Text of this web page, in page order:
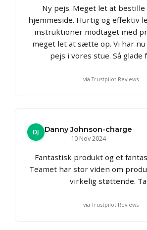
Ny pejs. Meget let at
hjemmeside. Hurtig og effektiv
instruktioner modtaget med
meget let at sætte op. Vi har
pejs i vores stue. Så glade
via Trustpilot Reviews
DJ
Danny Johnson-charge
10 Nov 2024
Fantastisk produkt og et
Teamet har stor viden om
virkelig støttende.
via Trustpilot Reviews